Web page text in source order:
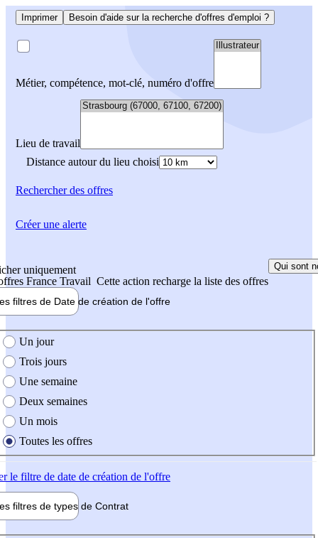
Imprimer Besoin d'aide sur la recherche d'offres d'emploi ?
Métier, compétence, mot-clé, numéro d'offre
Lieu de travail
Distance autour du lieu choisi
Rechercherdes offres
uniquement
France Travail Cette action recharge la liste des offres
Qui sont
filtres de Date de création de l'offre
création de l'offre
Un jour
Trois jours
Une semaine
Deux semaines
Un mois
Toutes les offres
le filtre de date de création de l'offre
filtres de types de Contrat
Créer une alerte